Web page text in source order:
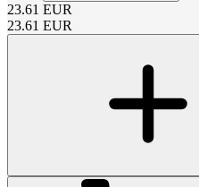
23.61 EUR
23.61 EUR